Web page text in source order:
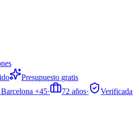
Presupuesto gratis
+45· 72 años·
Verificada